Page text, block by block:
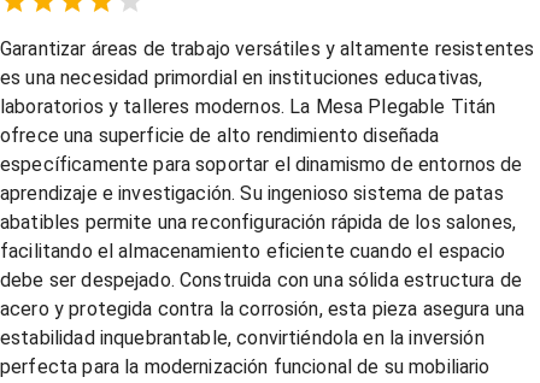
1 Star,
2 Stars,
3 Stars,
4 Stars,
5 Stars,
Garantizar áreas de trabajo versátiles y altamente resistentes
es una necesidad primordial en instituciones educativas,
laboratorios y talleres modernos. La Mesa Plegable Titán
ofrece una superficie de alto rendimiento diseñada
específicamente para soportar el dinamismo de entornos de
aprendizaje e investigación. Su ingenioso sistema de patas
abatibles permite una reconfiguración rápida de los salones,
facilitando el almacenamiento eficiente cuando el espacio
debe ser despejado. Construida con una sólida estructura de
acero y protegida contra la corrosión, esta pieza asegura una
estabilidad inquebrantable, convirtiéndola en la inversión
perfecta para la modernización funcional de su mobiliario